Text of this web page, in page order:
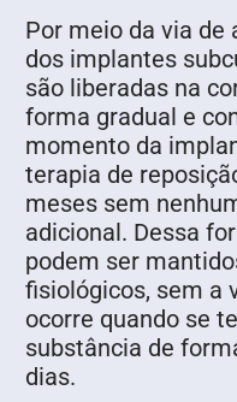
Por meio da via
dos implantes
são liberadas na
forma gradual e
momento da
terapia de
meses sem
adicional. Dessa
podem ser
fisiológicos, sem a
ocorre quando se
substância de
dias.